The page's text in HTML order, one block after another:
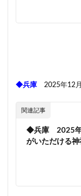
◆兵庫 2025年12
関連記事
◆兵庫 2025年
がいただける神